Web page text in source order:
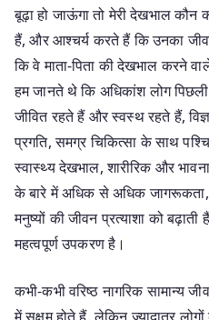
बूढ़ा हो जाऊंगा तो मेरी देखभाल
हैं, और आश्चर्य करते हैं कि उनका
कि वे माता-पिता की देखभाल करने
हम जानते थे कि अधिकांश लोग
जीवित रहते हैं और स्वस्थ रहते हैं,
प्रगति, समग्र चिकित्सा के साथ
स्वास्थ्य देखभाल, शारीरिक और
के बारे में अधिक से अधिक जागरूकता,
मनुष्यों की जीवन प्रत्याशा को
महत्वपूर्ण उपकरण है।
कभी-कभी वरिष्ठ नागरिक सामान्य